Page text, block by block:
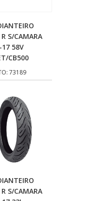
Adicionar Ao
Carrinho
S/CAMARA
58V
CB500
73189
Adicionar Ao
Carrinho
S/CAMARA